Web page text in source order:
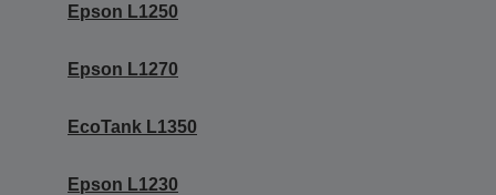
Epson L1250
Epson L1270
EcoTank L1350
Epson L1230